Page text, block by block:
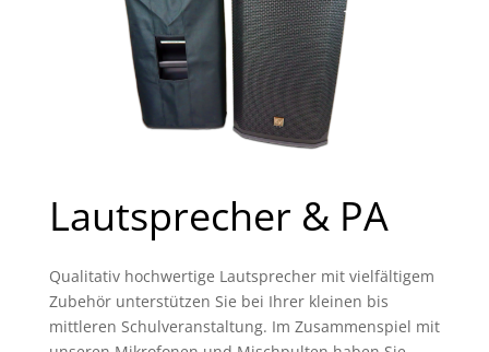
Lautsprecher & PA
Qualitativ hochwertige Lautsprecher mit vielfältigem
Zubehör unterstützen Sie bei Ihrer kleinen bis
mittleren Schulveranstaltung. Im Zusammenspiel mit